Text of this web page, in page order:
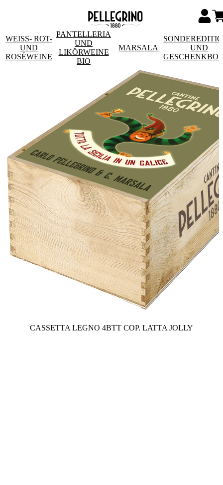
WEISS- ROT- U
ND R
OSÉWEINE
PANTELLERIA
UND
LIKÖRWEINE
BIO
MARSALA
UND
CASSETTA LEGNO 4BTT COP. LATTA JOLLY